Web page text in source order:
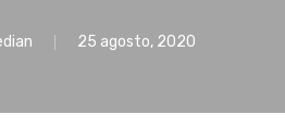
25 agosto, 2020